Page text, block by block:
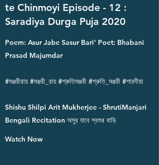
te Chinmoyi Episode - 12 :
Saradiya Durga Puja 2020
Poem: Asur Jabe Sasur Bari' Poet: Bhabani
Prasad Majumdar
#মঞ্জরীরায় #মঞ্জরী_রায় #শ্রুতিমঞ্জরী #শ্রুতি_মঞ্জরী #শারদীয়া
Shishu Shilpi Arit Mukherjee - ShrutiManjari
Bengali Recitation অসুর যাবে শ্বশুর বাড়ি
Watch Now